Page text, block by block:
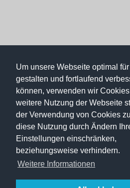
Um unsere Webseite optimal
gestalten und fortlaufend
können, verwenden wir
weitere Nutzung der Webseite
der Verwendung von Cookies
diese Nutzung durch Ändern
Einstellungen einschränken,
beziehungsweise verhindern.
Weitere Informationen